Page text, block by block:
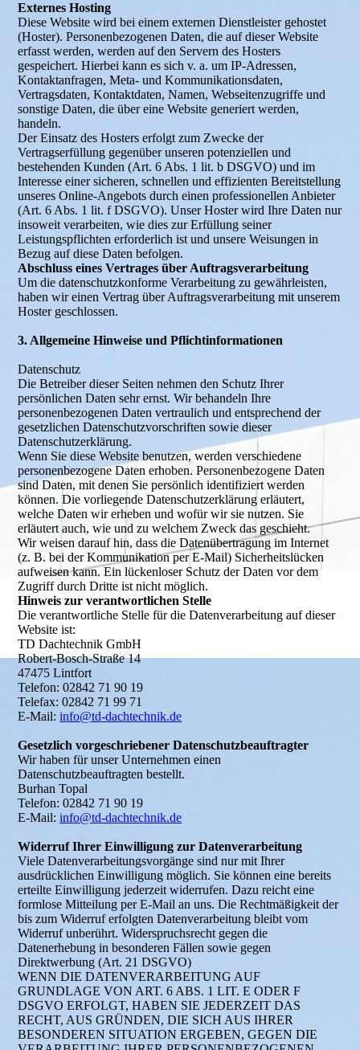
Externes Hosting
Diese Website wird bei einem externen Dienstleister gehostet
(Hoster). Personenbezogenen Daten, die auf dieser Website
erfasst werden, werden auf den Servern des Hosters
gespeichert. Hierbei kann es sich v. a. um IP-Adressen,
Kontaktanfragen, Meta- und Kommunikationsdaten,
Vertragsdaten, Kontaktdaten, Namen, Webseitenzugriffe und
sonstige Daten, die über eine Website generiert werden,
handeln.
Der Einsatz des Hosters erfolgt zum Zwecke der
Vertragserfüllung gegenüber unseren potenziellen und
bestehenden Kunden (Art. 6 Abs. 1 lit. b DSGVO) und im
Interesse einer sicheren, schnellen und effizienten Bereitstellung
unseres Online-Angebots durch einen professionellen Anbieter
(Art. 6 Abs. 1 lit. f DSGVO). Unser Hoster wird Ihre Daten nur
insoweit verarbeiten, wie dies zur Erfüllung seiner
Leistungspflichten erforderlich ist und unsere Weisungen in
Bezug auf diese Daten befolgen.
Abschluss eines Vertrages über Auftragsverarbeitung
Um die datenschutzkonforme Verarbeitung zu gewährleisten,
haben wir einen Vertrag über Auftragsverarbeitung mit unserem
Hoster geschlossen.
3. Allgemeine Hinweise und Pflichtinformationen
Datenschutz
Die Betreiber dieser Seiten nehmen den Schutz Ihrer
persönlichen Daten sehr ernst. Wir behandeln Ihre
personenbezogenen Daten vertraulich und entsprechend der
gesetzlichen Datenschutzvorschriften sowie dieser
Datenschutzerklärung.
Wenn Sie diese Website benutzen, werden verschiedene
personenbezogene Daten erhoben. Personenbezogene Daten
sind Daten, mit denen Sie persönlich identifiziert werden
können. Die vorliegende Datenschutzerklärung erläutert,
welche Daten wir erheben und wofür wir sie nutzen. Sie
erläutert auch, wie und zu welchem Zweck das geschieht.
Wir weisen darauf hin, dass die Datenübertragung im Internet
(z. B. bei der Kommunikation per E-Mail) Sicherheitslücken
aufweisen kann. Ein lückenloser Schutz der Daten vor dem
Zugriff durch Dritte ist nicht möglich.
Hinweis zur verantwortlichen Stelle
Die verantwortliche Stelle für die Datenverarbeitung auf dieser
Website ist:
TD Dachtechnik GmbH
Robert-Bosch-Straße 14
47475 Lintfort
Telefon: 02842 71 90 19
Telefax: 02842 71 99 71
E-Mail:info@td-dachtechnik.de
Gesetzlich vorgeschriebener Datenschutzbeauftragter
Wir haben für unser Unternehmen einen
Datenschutzbeauftragten bestellt.
Burhan Topal
Telefon: 02842 71 90 19
E-Mail:info@td-dachtechnik.de
Widerruf Ihrer Einwilligung zur Datenverarbeitung
Viele Datenverarbeitungsvorgänge sind nur mit Ihrer
ausdrücklichen Einwilligung möglich. Sie können eine bereits
erteilte Einwilligung jederzeit widerrufen. Dazu reicht eine
formlose Mitteilung per E-Mail an uns. Die Rechtmäßigkeit der
bis zum Widerruf erfolgten Datenverarbeitung bleibt vom
Widerruf unberührt. Widerspruchsrecht gegen die
Datenerhebung in besonderen Fällen sowie gegen
Direktwerbung (Art. 21 DSGVO)
WENN DIE DATENVERARBEITUNG AUF
GRUNDLAGE VON ART. 6 ABS. 1 LIT. E ODER F
DSGVO ERFOLGT, HABEN SIE JEDERZEIT DAS
RECHT, AUS GRÜNDEN, DIE SICH AUS IHRER
BESONDEREN SITUATION ERGEBEN, GEGEN DIE